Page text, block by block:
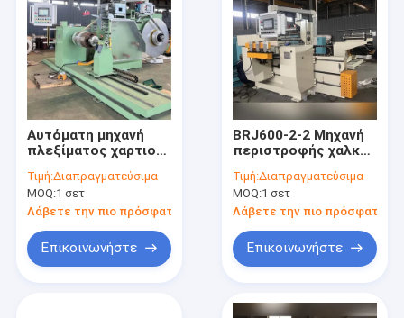
Αυτόματη μηχανή
πλεξίματος χαρτιού
στροφές/
δευτερόλεπτο,
μέγιστο βάρος
κυλίνδρου 1500 kg
και μονάδα
συγκόλλησης TIG
Τιμή:Διαπραγματεύσιμα
MOQ:1 σετ
Λάβετε την πιο πρόσφατη τιμή
Επικοινωνήστε
BRJ600-2-2 Μηχανή
περιστροφής χαλκού
σύστημα
συγκόλλησης TIG
Τιμή:Διαπραγματεύσιμα
MOQ:1 σετ
Λάβετε την πιο πρόσφατη
Επικοινωνήστε